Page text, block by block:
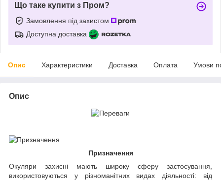
Що таке купити з Пром?
Замовлення під захистом
Доступна доставка
Опис Характеристики Доставка Оплата Умови
Опис
Призначення
Окуляри захисні мають широку сферу застосування,
використовуються у різноманітних видах діяльності: від